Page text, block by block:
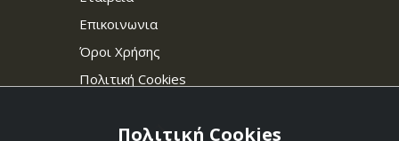
Επικοινωνια
Όροι Χρήσης
Πολιτική Cookies
Πολιτική Cookies